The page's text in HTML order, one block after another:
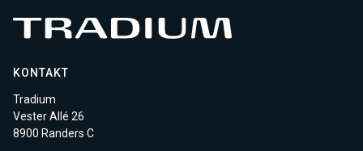
KONTAKT
Tradium
Vester Allé 26
8900 Randers C